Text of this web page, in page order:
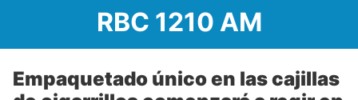
RBC 1210 AM
Empaquetado único en las cajillas